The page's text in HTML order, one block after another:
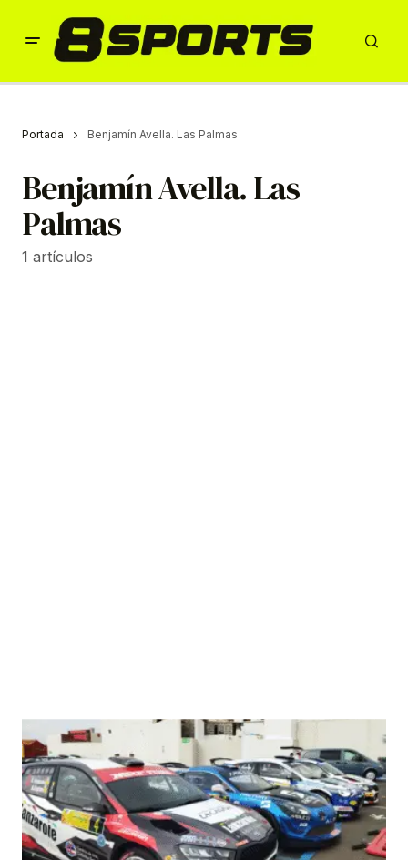
Portada Benjamín Avella. Las Palmas
Benjamín Avella. Las
Palmas
1 artículos